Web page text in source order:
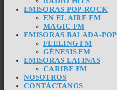
EMISORAS POP-ROCK
EN EL AIRE FM
MAGIC FM
EMISORAS BALADA-POP
FEELING FM
GÉNESIS FM
EMISORAS LATINAS
CARIBE FM
NOSOTROS
CONTÁCTANOS